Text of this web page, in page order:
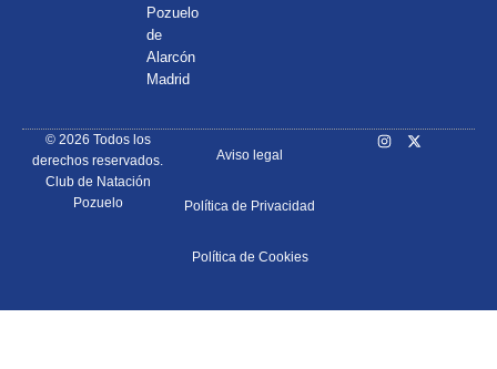
Pozuelo
de
Alarcón
Madrid
© 2026 Todos los
derechos reservados.
Club de Natación
Pozuelo
Aviso legal
Política de Privacidad
Política de Cookies